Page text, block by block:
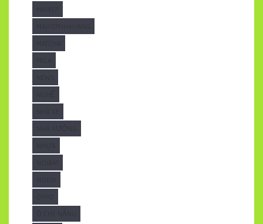
MAIXEP
MAIXEPNHAHANG
MATCHA
MICA
NGHỆ
NHÀ XE
NHÀ XƯỞNG
NHỰA
NOIBAT
NOKIA